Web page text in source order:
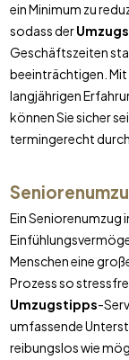
ein Minimum zu
sodass der
Geschäftszeiten
beeinträchtigen. Mit
langjährigen
können Sie sicher
termingerecht
Ein Seniorenumzug
Menschen eine
Prozess so
Umzugstipps-
umfassende
reibungslos wie